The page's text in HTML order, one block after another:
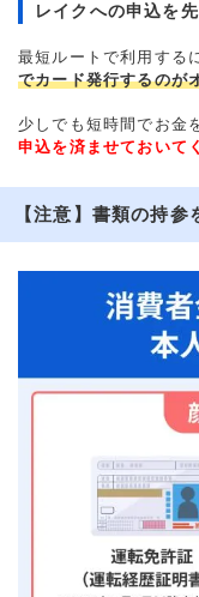
レイクへの申込を
最短ルートで利用する
でカード発行するのが
少しでも短時間でお金
申込を済ませておいて
【注意】書類の持参